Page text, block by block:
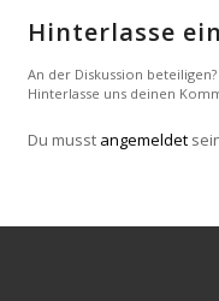
Hinterlasse
An der Diskussion beteiligen?
Hinterlasse uns deinen
Du musst angemeldet